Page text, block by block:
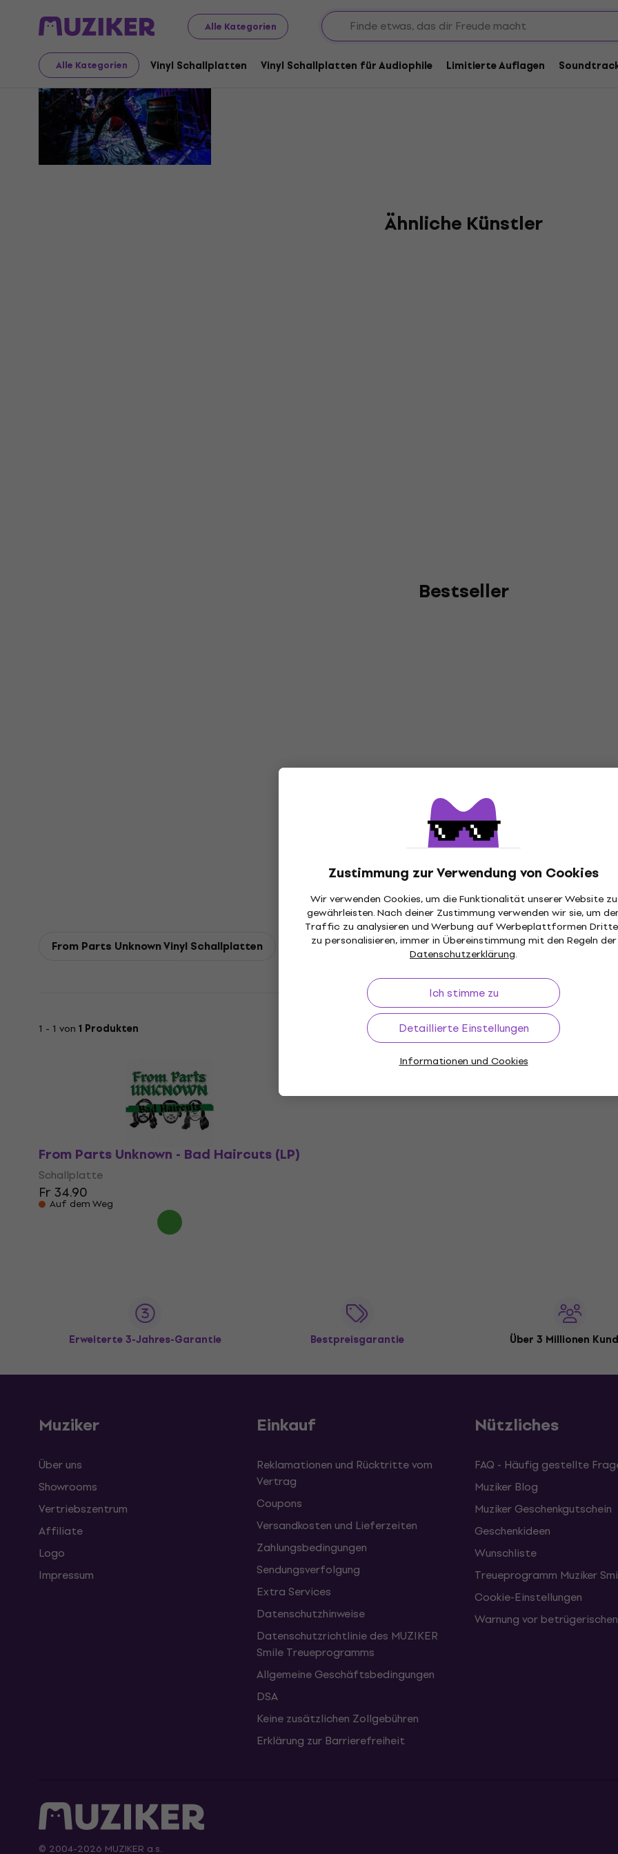
Alle Kategorien
Alle Kategorien Vinyl Schallplatten Vinyl Schallplatten für Audiophile Limitierte Auflagen
Zustimmung zur Verwendung von Cookies
Wir verwenden Cookies, um die Funktionalität unserer Website zu
gewährleisten. Nach deiner Zustimmung verwenden wir sie, um
Traffic zu analysieren und Werbung auf Werbeplattformen
zu personalisieren, immer in Übereinstimmung mit den Regeln der
Datenschutzerklärung.
Ich stimme zu
Detaillierte Einstellungen
Informationen und Cookies
From Parts Unknown
Ähnliche Künstler
Bestseller
From Parts Unknown Vinyl Schallplatten
1 - 1 von 1 Produkten
From Parts Unknown - Bad Haircuts (LP)
Schallplatte
Fr 34.90
Auf dem Weg
Erweiterte 3-Jahres-Garantie Bestpreisgarantie Über 3 Millionen
Muziker
Über uns
Showrooms
Vertriebszentrum
Affiliate
Logo
Impressum
Einkauf
Reklamationen und Rücktritte vom
Vertrag
Coupons
Versandkosten und Lieferzeiten
Zahlungsbedingungen
Sendungsverfolgung
Extra Services
Datenschutzhinweise
Datenschutzrichtlinie des MUZIKER
Smile Treueprogramms
Allgemeine Geschäftsbedingungen
DSA
Keine zusätzlichen Zollgebühren
Erklärung zur Barrierefreiheit
Nützliches
FAQ - Häufig gestellte
Muziker Blog
Muziker Geschenkgutschein
Geschenkideen
Wunschliste
Treueprogramm Muziker
Cookie-Einstellungen
Warnung vor
© 2004-2026 MUZIKER a.s.